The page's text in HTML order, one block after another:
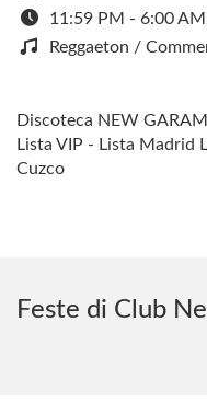
11:59 PM - 6:00 AM
Reggaeton /
Discoteca NEW
Lista VIP - Lista Madrid
Cuzco
Feste di Club